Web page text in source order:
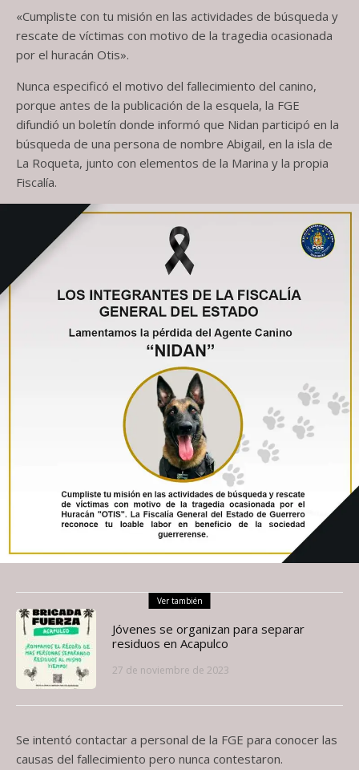
«Cumpliste con tu misión en las actividades de búsqueda y
rescate de víctimas con motivo de la tragedia ocasionada
por el huracán Otis».
Nunca especificó el motivo del fallecimiento del canino,
porque antes de la publicación de la esquela, la FGE
difundió un boletín donde informó que Nidan participó en la
búsqueda de una persona de nombre Abigail, en la isla de
La Roqueta, junto con elementos de la Marina y la propia
Fiscalía.
Ver también
Jóvenes se organizan para separar
residuos en Acapulco
27 de noviembre de 2023
Se intentó contactar a personal de la FGE para conocer las
causas del fallecimiento pero nunca contestaron.